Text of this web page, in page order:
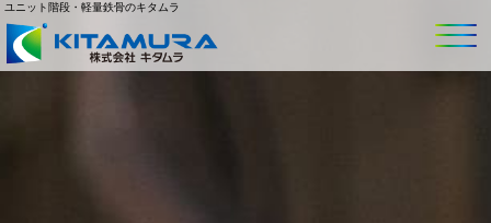
ユニット階段・軽量鉄骨のキタムラ